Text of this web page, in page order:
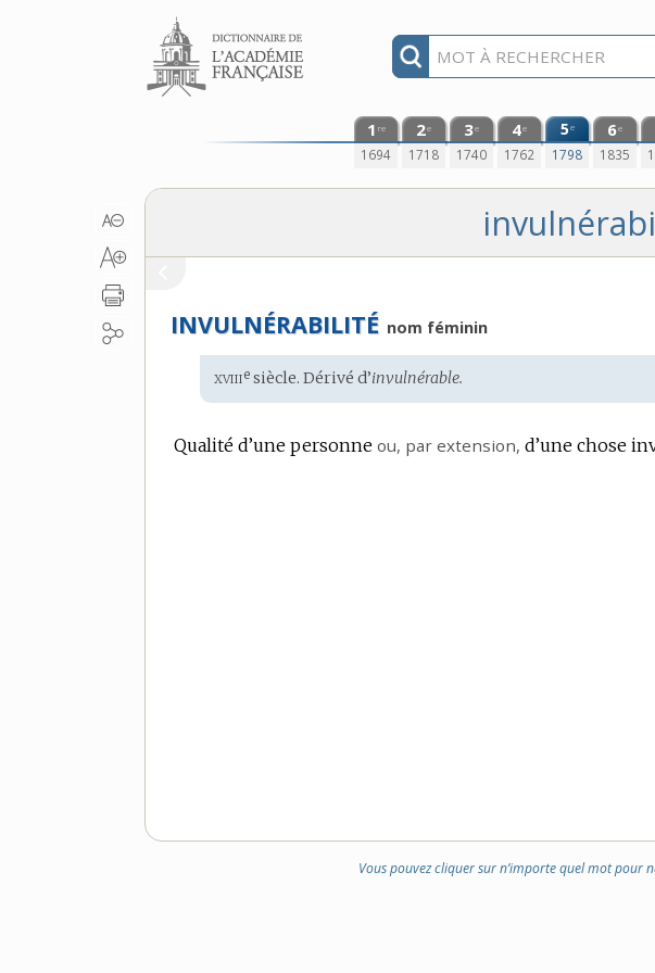
Aller au contenu
1 re
1694
2e
1718
3e
1740
4e
1762
5e
1798
6e
1835
INVULNÉRABILITÉ nom féminin
Étymologie
:
xviiie siècle. Dérivé d’invulnérable.
Qualité d’une personne ou, par extension, d’une chose
Vous pouvez cliquer sur n’importe quel mot pour